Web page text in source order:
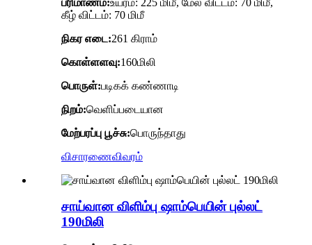
கீழ் விட்டம்: 70 மிமீ
நிகர எடை:261 கிராம்
கொள்ளளவு:160மிலி
பொருள்:படிகக் கண்ணாடி
நிறம்:வெளிப்படையான
மேற்பரப்பு பூச்சு:பொருந்தாது
விசாரணைவிவரம்
சாய்வான விளிம்பு ஷாம்பெயின் புல்லட்
190மிலி